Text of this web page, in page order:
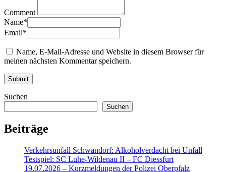
Comment
Name*
Email*
Name, E-Mail-Adresse und Website in diesem Browser für
meinen nächsten Kommentar speichern.
Suchen
Suchen
Beiträge
Verkehrsunfall Schwandorf: Alkoholverdacht bei Unfall
Testspiel: SC Luhe-Wildenau II – FC Diessfurt
19.07.2026 – Kurzmeldungen der Polizei Oberpfalz